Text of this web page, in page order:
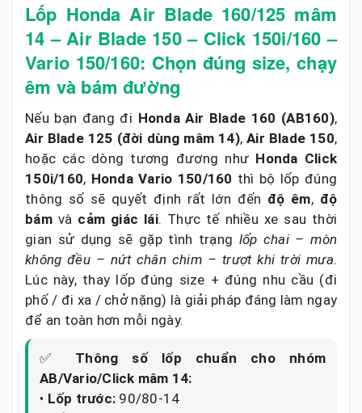
Lốp Honda Air Blade 160/125 mâm
14 – Air Blade 150 – Click 150i/160 –
Vario 150/160: Chọn đúng size, chạy
êm và bám đường
Nếu bạn đang đi Honda Air Blade 160 (AB160),
Air Blade 125 (đời dùng mâm 14),Air Blade 150,
hoặc các dòng tương đương như Honda Click
150i/160, Honda Vario 150/160 thì bộ lốp đúng
thông số sẽ quyết định rất lớn đến độ êm, độ
bámvà cảm giác lái. Thực tế nhiều xe sau thời
gian sử dụng sẽ gặp tình trạng lốp chai – mòn
không đều – nứt chân chim – trượt khi trời mưa.
Lúc này, thay lốp đúng size + đúng nhu cầu (đi
phố / đi xa / chở nặng) là giải pháp đáng làm ngay
để an toàn hơn mỗi ngày.
✅ Thông số lốp chuẩn cho nhóm
AB/Vario/Click mâm 14:
• Lốp trước: 90/80-14